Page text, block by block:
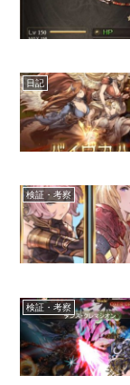
日記
検証・考察
検証・考察